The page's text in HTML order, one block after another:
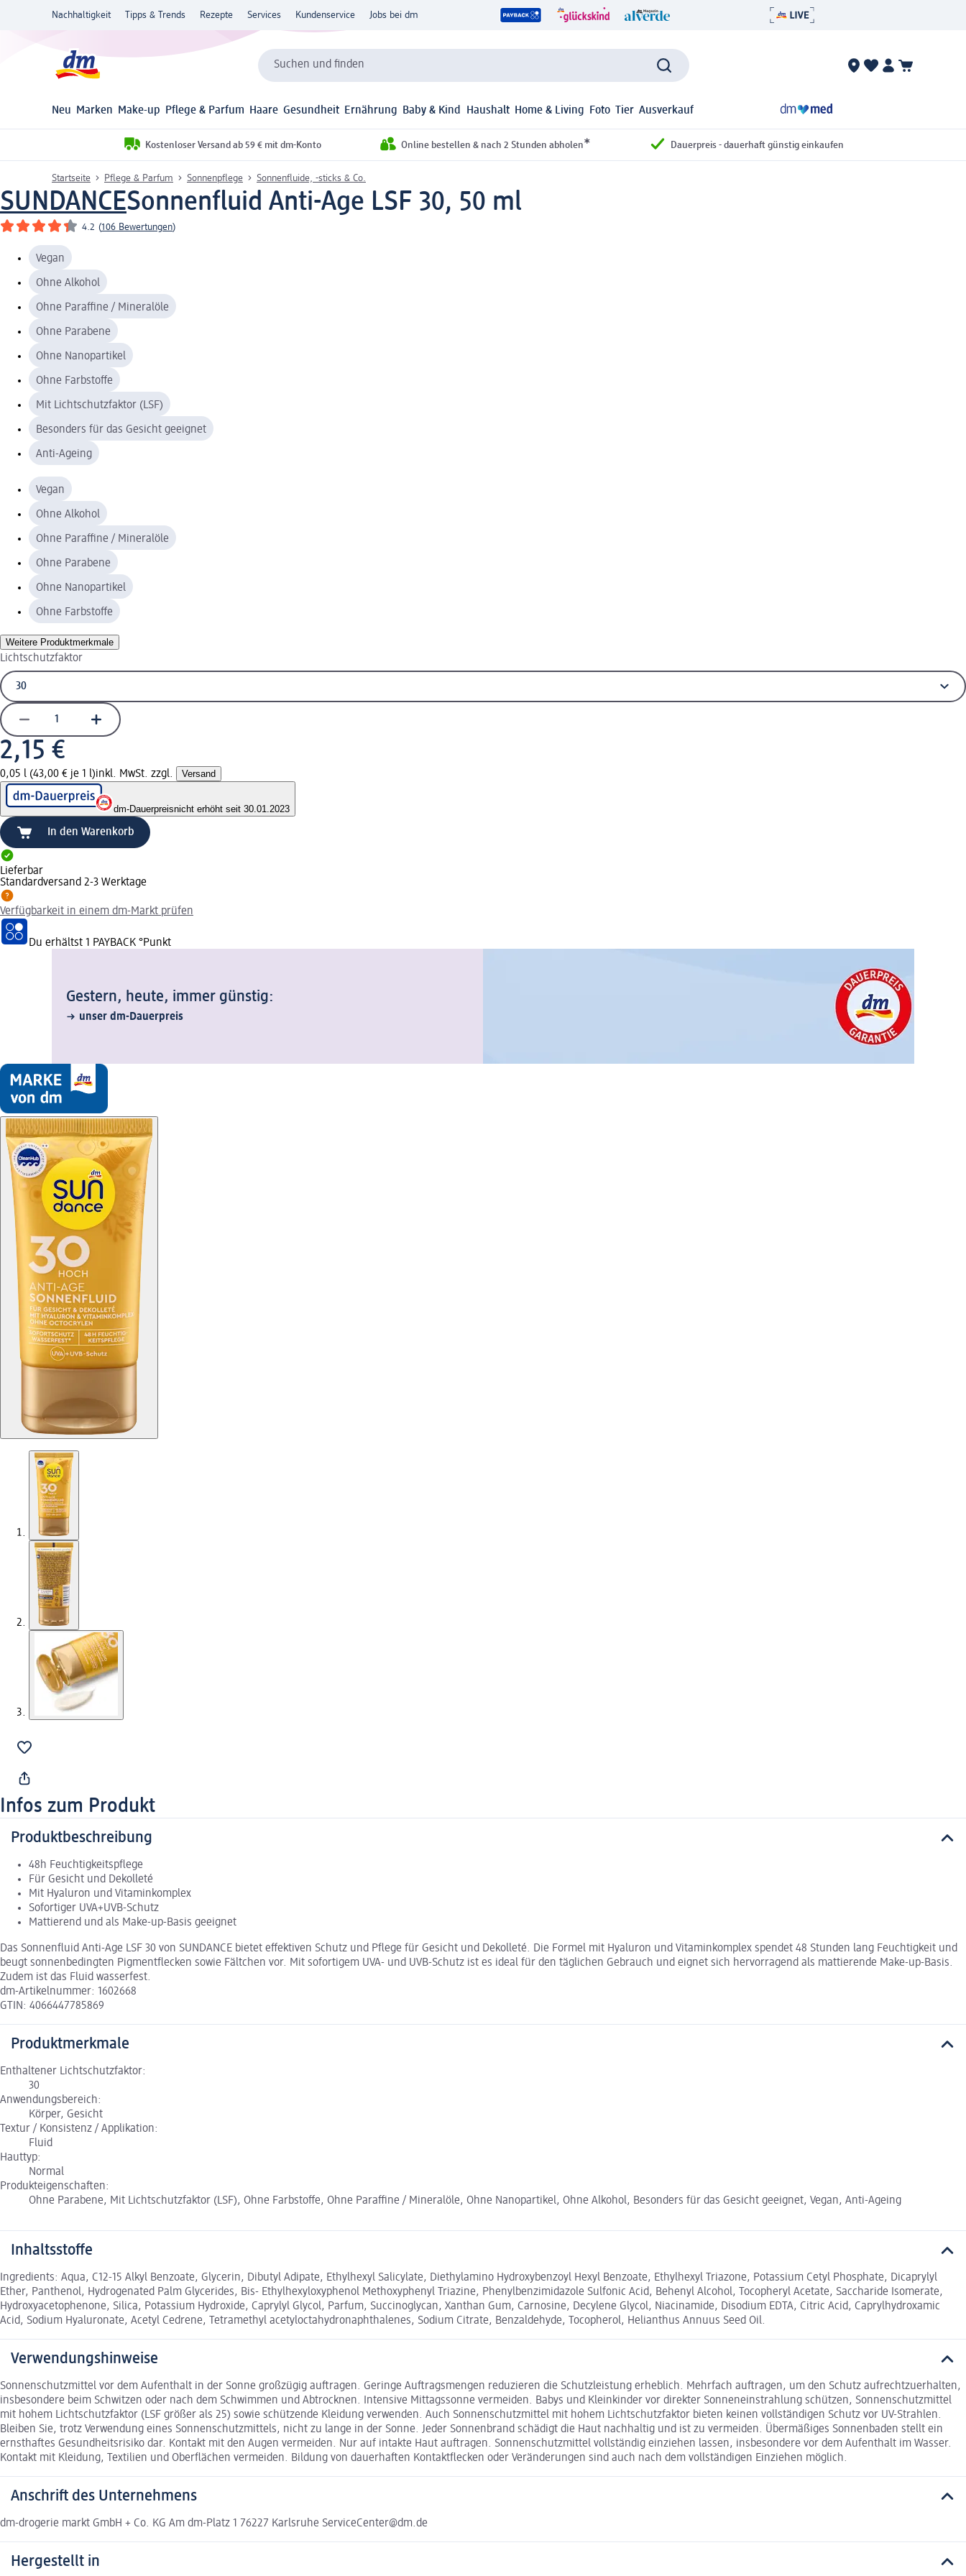
Nachhaltigkeit Tipps & Trends Rezepte Services Kundenservice Jobs bei dm
Suchen und finden
Neu Marken Make-up Pflege & Parfum Haare Gesundheit Ernährung Baby & Kind Haushalt Home & Living Foto Tier Ausverkauf
Kostenloser Versand ab 59 € mit dm-Konto Online bestellen & nach 2 Stunden abholen* Dauerpreis - dauerhaft günstig einkaufen
Startseite Pflege & Parfum Sonnenpflege Sonnenfluide, -sticks & Co.
SUNDANCESonnenfluid Anti-Age LSF 30, 50 ml
4.2 (106 Bewertungen)
Vegan
Ohne Alkohol
Ohne Paraffine / Mineralöle
Ohne Parabene
Ohne Nanopartikel
Ohne Farbstoffe
Mit Lichtschutzfaktor (LSF)
Besonders für das Gesicht geeignet
Anti-Ageing
Vegan
Ohne Alkohol
Ohne Paraffine / Mineralöle
Ohne Parabene
Ohne Nanopartikel
Ohne Farbstoffe
Weitere Produktmerkmale
Lichtschutzfaktor
2,15 €
0,05 l (43,00 € je 1 l)inkl. MwSt. zzgl. Versand
dm-Dauerpreisnicht erhöht seit 30.01.2023
In den Warenkorb
Lieferbar
Standardversand 2-3 Werktage
Verfügbarkeit in einem dm-Markt prüfen
Du erhältst 1 PAYBACK °Punkt
Gestern, heute, immer günstig:
unser dm-Dauerpreis
Infos zum Produkt
Produktbeschreibung
48h Feuchtigkeitspflege
Für Gesicht und Dekolleté
Mit Hyaluron und Vitaminkomplex
Sofortiger UVA+UVB-Schutz
Mattierend und als Make-up-Basis geeignet
Das Sonnenfluid Anti-Age LSF 30 von SUNDANCE bietet effektiven Schutz und Pflege für Gesicht und Dekolleté. Die Formel mit Hyaluron und Vitaminkomplex spendet 48 Stunden lang Feuchtigkeit und
beugt sonnenbedingten Pigmentflecken sowie Fältchen vor. Mit sofortigem UVA- und UVB-Schutz ist es ideal für den täglichen Gebrauch und eignet sich hervorragend als mattierende Make-up-Basis.
Zudem ist das Fluid wasserfest.
dm-Artikelnummer: 1602668
GTIN: 4066447785869
Produktmerkmale
Enthaltener Lichtschutzfaktor:
30
Anwendungsbereich:
Körper, Gesicht
Textur / Konsistenz / Applikation:
Fluid
Hauttyp:
Normal
Produkteigenschaften:
Ohne Parabene, Mit Lichtschutzfaktor (LSF), Ohne Farbstoffe, Ohne Paraffine / Mineralöle, Ohne Nanopartikel, Ohne Alkohol, Besonders für das Gesicht geeignet, Vegan, Anti-Ageing
Inhaltsstoffe
Ingredients: Aqua, C12-15 Alkyl Benzoate, Glycerin, Dibutyl Adipate, Ethylhexyl Salicylate, Diethylamino Hydroxybenzoyl Hexyl Benzoate, Ethylhexyl Triazone, Potassium Cetyl Phosphate, Dicaprylyl
Ether, Panthenol, Hydrogenated Palm Glycerides, Bis- Ethylhexyloxyphenol Methoxyphenyl Triazine, Phenylbenzimidazole Sulfonic Acid, Behenyl Alcohol, Tocopheryl Acetate, Saccharide Isomerate,
Hydroxyacetophenone, Silica, Potassium Hydroxide, Caprylyl Glycol, Parfum, Succinoglycan, Xanthan Gum, Carnosine, Decylene Glycol, Niacinamide, Disodium EDTA, Citric Acid, Caprylhydroxamic
Acid, Sodium Hyaluronate, Acetyl Cedrene, Tetramethyl acetyloctahydronaphthalenes, Sodium Citrate, Benzaldehyde, Tocopherol, Helianthus Annuus Seed Oil.
Verwendungshinweise
Sonnenschutzmittel vor dem Aufenthalt in der Sonne großzügig auftragen. Geringe Auftragsmengen reduzieren die Schutzleistung erheblich. Mehrfach auftragen, um den Schutz aufrechtzuerhalten,
insbesondere beim Schwitzen oder nach dem Schwimmen und Abtrocknen. Intensive Mittagssonne vermeiden. Babys und Kleinkinder vor direkter Sonneneinstrahlung schützen, Sonnenschutzmittel
mit hohem Lichtschutzfaktor (LSF größer als 25) sowie schützende Kleidung verwenden. Auch Sonnenschutzmittel mit hohem Lichtschutzfaktor bieten keinen vollständigen Schutz vor UV-Strahlen.
Bleiben Sie, trotz Verwendung eines Sonnenschutzmittels, nicht zu lange in der Sonne. Jeder Sonnenbrand schädigt die Haut nachhaltig und ist zu vermeiden. Übermäßiges Sonnenbaden stellt ein
ernsthaftes Gesundheitsrisiko dar. Kontakt mit den Augen vermeiden. Nur auf intakte Haut auftragen. Sonnenschutzmittel vollständig einziehen lassen, insbesondere vor dem Aufenthalt im Wasser.
Kontakt mit Kleidung, Textilien und Oberflächen vermeiden. Bildung von dauerhaften Kontaktflecken oder Veränderungen sind auch nach dem vollständigen Einziehen möglich.
Anschrift des Unternehmens
dm-drogerie markt GmbH + Co. KG Am dm-Platz 1 76227 Karlsruhe ServiceCenter@dm.de
Hergestellt in